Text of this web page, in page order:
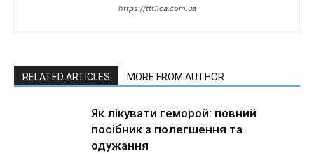
https://ttt.1ca.com.ua
RELATED ARTICLES MORE FROM AUTHOR
Як лікувати геморой: повний
посібник з полегшення та
одужання